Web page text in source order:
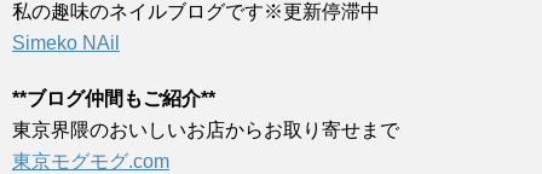
私の趣味のネイルブログです※更新停滞中
Simeko NAil
**ブログ仲間もご紹介**
東京界隈のおいしいお店からお取り寄せまで
東京モグモグ.com